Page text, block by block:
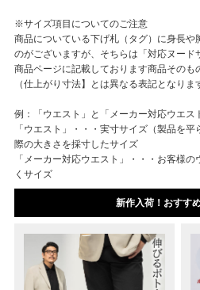
※サイズ項目についてのご注意
商品についている下げ札（タグ）に身長や
のがございますが、そちらは「対応ヌー
商品ページに記載しております商品そのも
（仕上がり寸法】とは異なる表記となりま
例：「ウエスト」と「メーカー対応ウエス
「ウエスト」・・・実寸サイズ（製品を
際の大きさを採寸したサイズ
「メーカー対応ウエスト」・・・お客様
くサイズ
新作入荷！おすす